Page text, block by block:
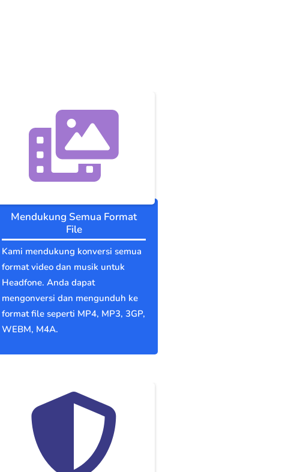
Mendukung Semua Format
File
Kami mendukung konversi semua
format video dan musik untuk
Headfone. Anda dapat
mengonversi dan mengunduh ke
format file seperti MP4, MP3, 3GP,
WEBM, M4A.